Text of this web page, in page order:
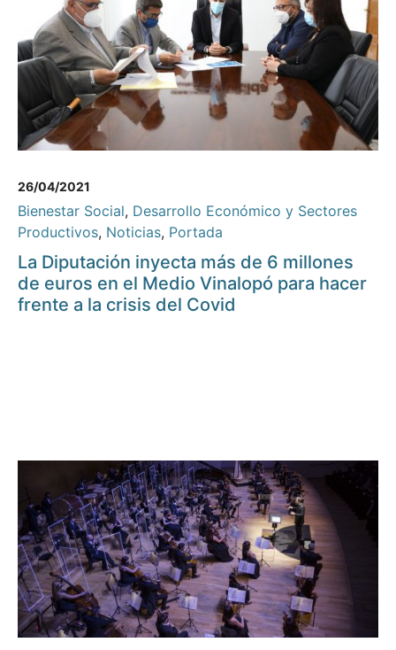
26/04/2021
Bienestar Social, Desarrollo Económico y Sectores
Productivos, Noticias, Portada
La Diputación inyecta más de 6 millones
de euros en el Medio Vinalopó para hacer
frente a la crisis del Covid